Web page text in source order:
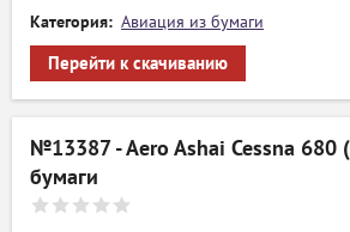
Категория: Авиация из бумаги
Перейти к скачиванию
№13387 - Aero Ashai Cessna 680
бумаги